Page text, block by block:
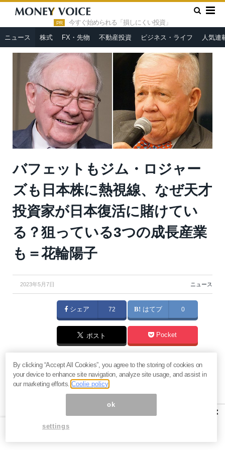
PR 今すぐ始められる「損しにくい投資」
ニュース 株式 FX・先物 不動産投資 ビジネス・ライフ 人気連
HOME » ニュース »
バフェットもジム・ロジャーズも日本株に
熱視線、なぜ天才投資家が日本復活に賭けている？狙っている3つの
バフェットもジム・ロジャー
ズも日本株に熱視線、なぜ天才
投資家が日本復活に賭けてい
る？狙っている3つの成長産業
も＝花輪陽子
2023年5月7日 ニュース
シェア 72 はてブ 0
ポスト Pocket
バフェット氏が日本に追加投資をすると表明して話題
になりました。ジム・ロジャーズ氏も最新刊『捨てら
れる日本』で日本は危機にあるとしながらも「円安は
日本復活の起爆剤」と述べており、現在も自身で日本
×
By clicking “Accept All Cookies”, you agree to the storing of cookies on
your device to enhance site navigation, analyze site usage, and assist in
our marketing efforts.Coolie policy
ok
settings